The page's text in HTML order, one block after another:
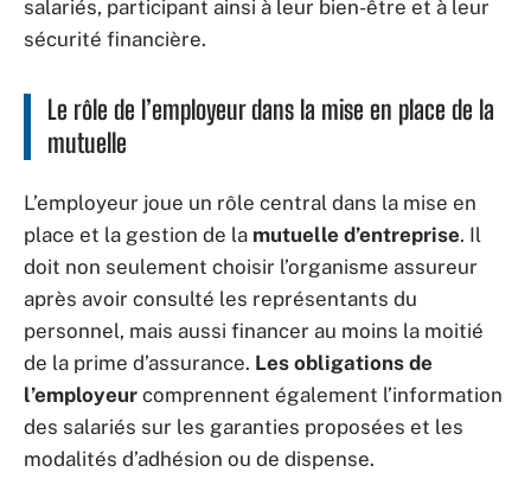
salariés, participant ainsi à leur bien-être et à leur
sécurité financière.
Le rôle de l’employeur dans la mise en place de la
mutuelle
L’employeur joue un rôle central dans la mise en
place et la gestion de la mutuelle d’entreprise. Il
doit non seulement choisir l’organisme assureur
après avoir consulté les représentants du
personnel, mais aussi financer au moins la moitié
de la prime d’assurance. Les obligations de
l’employeur comprennent également l’information
des salariés sur les garanties proposées et les
modalités d’adhésion ou de dispense.